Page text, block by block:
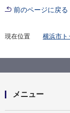
前のページに戻る
現在位置 横浜市ト
【入札
事前申込
メニュー